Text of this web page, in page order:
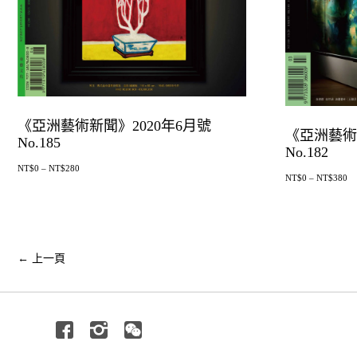
《亞洲藝術新聞》2020年6月號
No.185
NT$0 – NT$280
《亞洲藝
No.182
NT$0 –NT$380
← 上一頁
FacebookInstagram